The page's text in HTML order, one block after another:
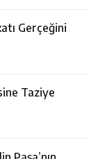
Gerçeğini
Taziye